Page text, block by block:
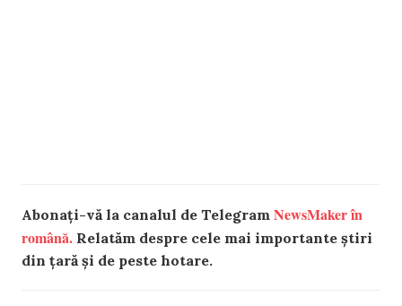
Abonați-vă la canalul de Telegram NewsMaker în
română. Relatăm despre cele mai importante știri
din țară și de peste hotare.